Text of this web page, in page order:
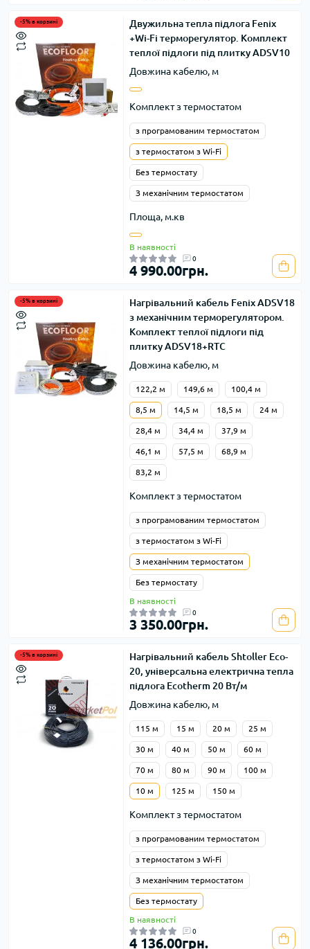
-5% в корзині
Двужильна тепла підлога Fenix
+Wi-Fi терморегулятор. Комплект
теплої підлоги під плитку ADSV10
Довжина кабелю, м
Комплект з термостатом
з програмованим термостатом
з термостатом з Wi-Fi
Без термостату
З механічним термостатом
Площа, м.кв
В наявності
0
4 990.00грн.
-5% в корзині
Нагрівальний кабель Fenix ADSV18
з механічним терморегулятором.
Комплект теплої підлоги під
плитку ADSV18+RTC
Довжина кабелю, м
122,2 м 149,6 м 100,4 м
8,5 м 14,5 м 18,5 м 24 м
28,4 м 34,4 м 37,9 м
46,1 м 57,5 м 68,9 м
83,2 м
Комплект з термостатом
з програмованим термостатом
з термостатом з Wi-Fi
З механічним термостатом
Без термостату
В наявності
0
3 350.00грн.
-5% в корзині
Нагрівальний кабель Shtoller Eco-
20, універсальна електрична тепла
підлога Ecotherm 20 Вт/м
Довжина кабелю, м
115 м 15 м 20 м 25 м
30 м 40 м 50 м 60 м
70 м 80 м 90 м 100 м
10 м 125 м 150 м
Комплект з термостатом
з програмованим термостатом
з термостатом з Wi-Fi
З механічним термостатом
Без термостату
В наявності
0
4 136.00грн.